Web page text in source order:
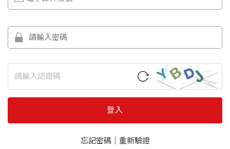
登入
忘記密碼｜ 重新驗證